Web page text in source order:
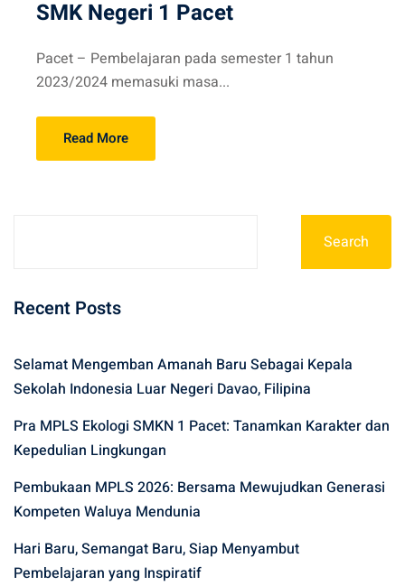
SMK Negeri 1 Pacet
Pacet – Pembelajaran pada semester 1 tahun
2023/2024 memasuki masa...
Read More
Search
Recent Posts
Selamat Mengemban Amanah Baru Sebagai Kepala
Sekolah Indonesia Luar Negeri Davao, Filipina
Pra MPLS Ekologi SMKN 1 Pacet: Tanamkan Karakter dan
Kepedulian Lingkungan
Pembukaan MPLS 2026: Bersama Mewujudkan Generasi
Kompeten Waluya Mendunia
Hari Baru, Semangat Baru, Siap Menyambut
Pembelajaran yang Inspiratif